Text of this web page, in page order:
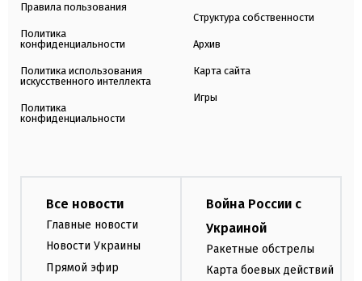
Правила пользования
Политика
конфиденциальности
Политика использования
искусственного интеллекта
Политика
конфиденциальности
Структура собственности
Архив
Карта сайта
Игры
Все новости
Главные новости
Новости Украины
Прямой эфир
Война России с
Украиной
Ракетные обстрелы
Карта боевых действий